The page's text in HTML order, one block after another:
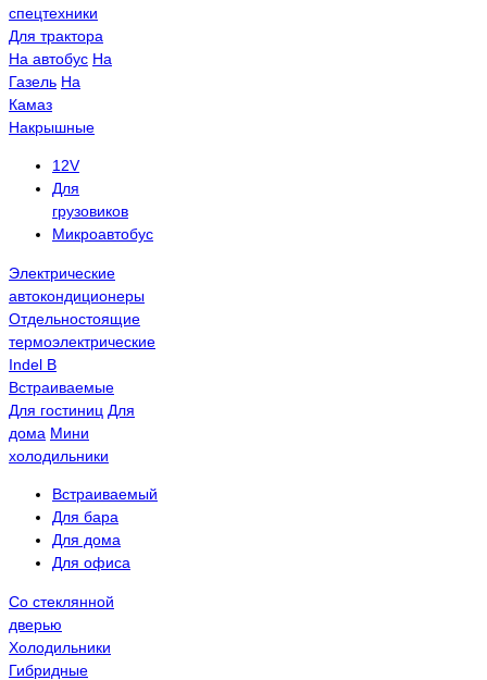
спецтехники
Для трактора
На автобус На
Газель На
Камаз
Накрышные
12V
Для
грузовиков
Микроавтобус
Электрические
автокондиционеры
Отдельностоящие
термоэлектрические
Indel B
Встраиваемые
Для гостиниц Для
дома Мини
холодильники
Встраиваемый
Для бара
Для дома
Для офиса
Со стеклянной
дверью
Холодильники
Гибридные